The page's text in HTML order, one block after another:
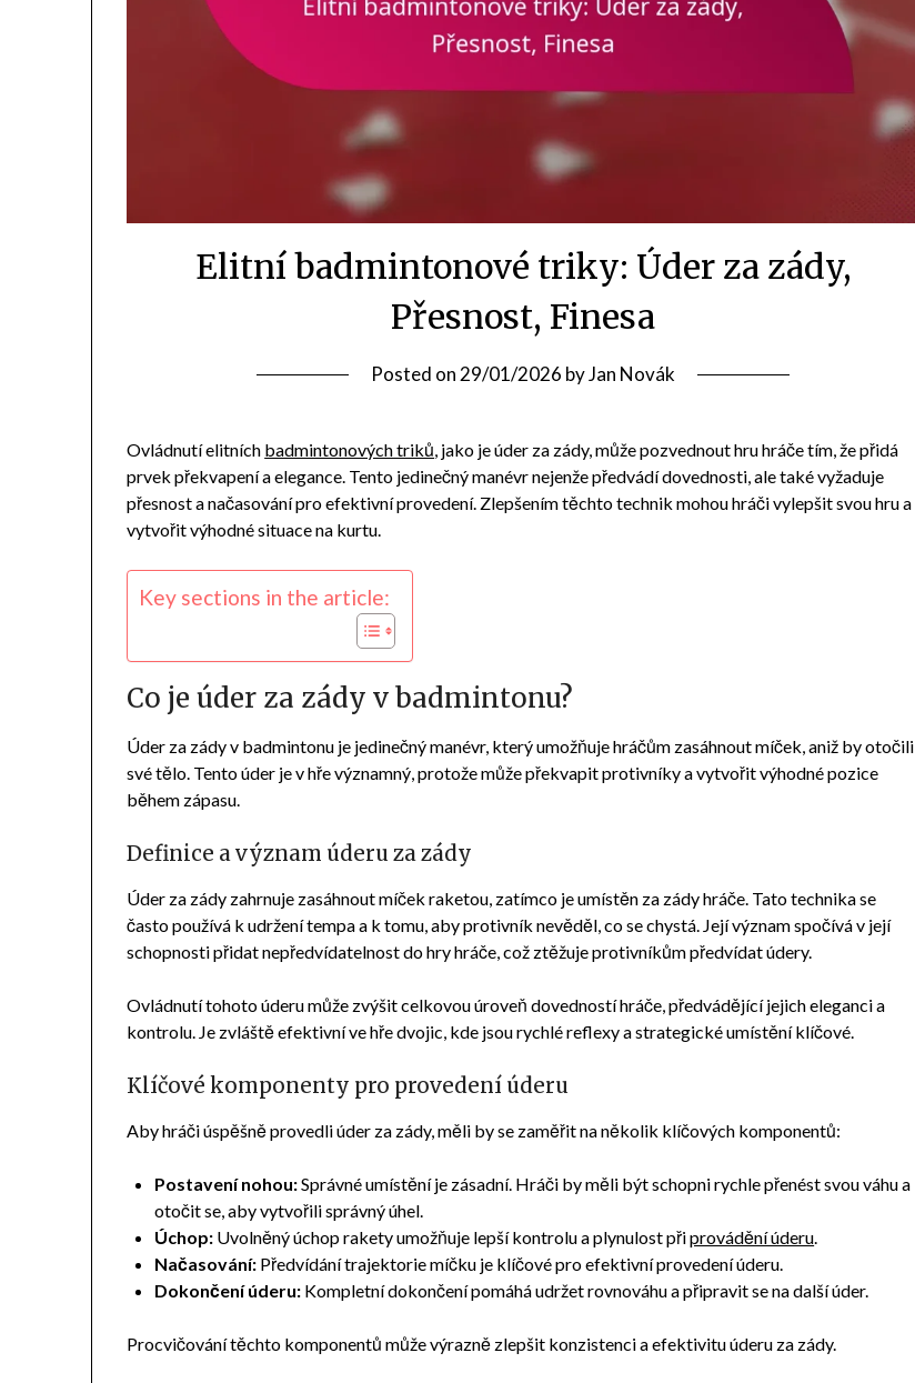
Elitní badmintonové triky: Úder za zády,
Přesnost, Finesa
Posted on 29/01/2026 byJan Novák
Ovládnutí elitních badmintonových triků , jako je úder za zády, může pozvednout hru hráče tím, že přidá
prvek překvapení a elegance. Tento jedinečný manévr nejenže předvádí dovednosti, ale také vyžaduje
přesnost a načasování pro efektivní provedení. Zlepšením těchto technik mohou hráči vylepšit svou hru a
vytvořit výhodné situace na kurtu.
Key sections in the article:
Co je úder za zády v badmintonu?
Úder za zády v badmintonu je jedinečný manévr, který umožňuje hráčům zasáhnout míček, aniž by otočili
své tělo. Tento úder je v hře významný, protože může překvapit protivníky a vytvořit výhodné pozice
během zápasu.
Definice a význam úderu za zády
Úder za zády zahrnuje zasáhnout míček raketou, zatímco je umístěn za zády hráče. Tato technika se
často používá k udržení tempa a k tomu, aby protivník nevěděl, co se chystá. Její význam spočívá v její
schopnosti přidat nepředvídatelnost do hry hráče, což ztěžuje protivníkům předvídat údery.
Ovládnutí tohoto úderu může zvýšit celkovou úroveň dovedností hráče, předvádějící jejich eleganci a
kontrolu. Je zvláště efektivní ve hře dvojic, kde jsou rychlé reflexy a strategické umístění klíčové.
Klíčové komponenty pro provedení úderu
Aby hráči úspěšně provedli úder za zády, měli by se zaměřit na několik klíčových komponentů:
Postavení nohou:Správné umístění je zásadní. Hráči by měli být schopni rychle přenést svou váhu a
otočit se, aby vytvořili správný úhel.
Úchop: Uvolněný úchop rakety umožňuje lepší kontrolu a plynulost připrovádění úderu
Načasování: Předvídání trajektorie míčku je klíčové pro efektivní provedení úderu.
Dokončení úderu: Kompletní dokončení pomáhá udržet rovnováhu a připravit se na další úder.
Procvičování těchto komponentů může výrazně zlepšit konzistenci a efektivitu úderu za zády.